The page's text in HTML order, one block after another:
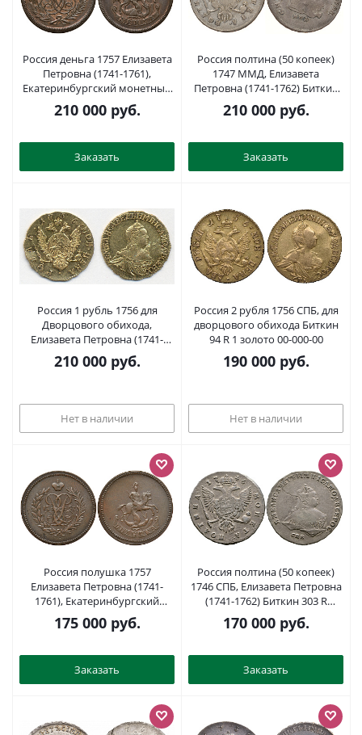
Россия деньга 1757 Елизавета
Петровна (1741-1761),
Екатеринбургский монетный
двор, вес 7,37 гр., новодел, 3
рубля по Трапезникову
медь 10-015-62
210 000руб.
Заказать
Россия полтина (50 копеек)
1747 ММД, Елизавета
Петровна (1741-1762) Биткин
151 R1, по каталогу Ильина 8
рублей серебро 10-002-32
210 000руб.
Заказать
Россия 1 рубль 1756 для
Дворцового обихода,
Елизавета Петровна (1741-
1762) Биткин 58 R золото 10-
017-38
210 000руб.
Нет в наличии
Россия 2 рубля 1756 СПБ, для
дворцового обихода Биткин
94 R 1 золото 00-000-00
190 000руб.
Нет в наличии
Россия полушка 1757
Елизавета Петровна (1741-
1761), Екатеринбургский
монетный двор, вес 6,31 гр.,
новодел, пьедфорт Биткин
(150$) медь 10-015-63
175 000руб.
Заказать
Россия полтина (50 копеек)
1746 СПБ, Елизавета Петровна
(1741-1762) Биткин 303 R
серебро 10-002-15
170 000руб.
Заказать